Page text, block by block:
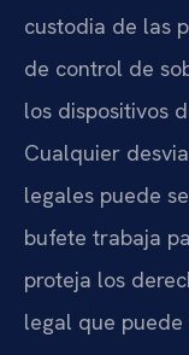
custodia de las
de control de
los dispositivos
Cualquier
legales puede
bufete trabaja
proteja los
legal que